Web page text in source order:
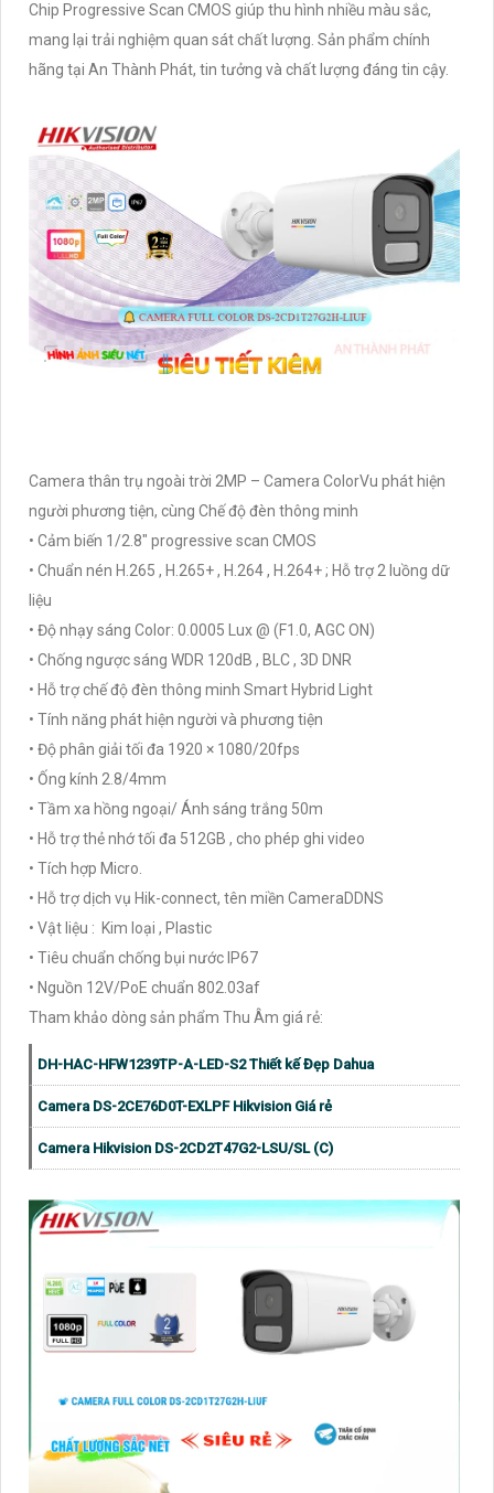
Chip Progressive Scan CMOS giúp thu hình nhiều màu sắc,
mang lại trải nghiệm quan sát chất lượng. Sản phẩm chính
hãng tại An Thành Phát, tin tưởng và chất lượng đáng tin cậy.
Camera thân trụ ngoài trời 2MP – Camera ColorVu phát hiện
người phương tiện, cùng Chế độ đèn thông minh
• Cảm biến 1/2.8" progressive scan CMOS
• Chuẩn nén H.265 , H.265+ , H.264 , H.264+ ; Hỗ trợ 2 luồng dữ
liệu
• Độ nhạy sáng Color: 0.0005 Lux @ (F1.0, AGC ON)
• Chống ngược sáng WDR 120dB , BLC , 3D DNR
• Hỗ trợ chế độ đèn thông minh Smart Hybrid Light
• Tính năng phát hiện người và phương tiện
• Độ phân giải tối đa 1920 × 1080/20fps
• Ống kính 2.8/4mm
• Tầm xa hồng ngoại/ Ánh sáng trắng 50m
• Hỗ trợ thẻ nhớ tối đa 512GB , cho phép ghi video
• Tích hợp Micro.
• Hỗ trợ dịch vụ Hik-connect, tên miền CameraDDNS
• Vật liệu : Kim loại , Plastic
• Tiêu chuẩn chống bụi nước IP67
• Nguồn 12V/PoE chuẩn 802.03af
Tham khảo dòng sản phẩm Thu Âm giá rẻ:
DH-HAC-HFW1239TP-A-LED-S2 Thiết kế Đẹp Dahua
Camera DS-2CE76D0T-EXLPF Hikvision Giá rẻ
Camera Hikvision DS-2CD2T47G2-LSU/SL (C)